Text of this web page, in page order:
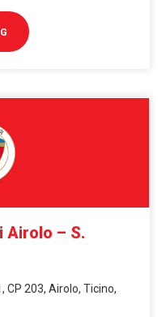
Airolo – S.
CP 203, Airolo, Ticino,